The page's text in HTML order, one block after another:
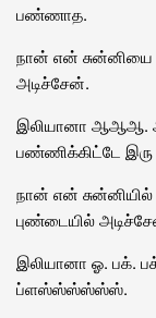
பண்ணாத.
நான் என் சுன்னியை
அடிச்சேன்.
இலியானா ஆஆஆ.
பண்ணிக்கிட்டே இரு
நான் என்
புண்டையில்
இலியானா ஓ. பக்.
ப்ளஸ்ஸ்ஸ்ஸ்ஸ்ஸ்.